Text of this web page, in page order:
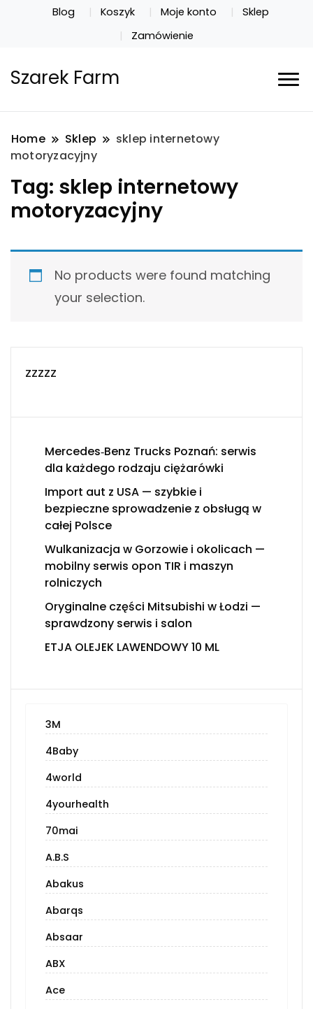
Blog Koszyk Moje konto
Sklep
Zamówienie
Szarek Farm
Home Sklep
sklep internetowy
motoryzacyjny
Tag: sklep internetowy
motoryzacyjny
No products were found matching
your selection.
zzzzz
Mercedes‑Benz Trucks Poznań: serwis
dla każdego rodzaju ciężarówki
Import aut z USA — szybkie i
bezpieczne sprowadzenie z obsługą w
całej Polsce
Wulkanizacja w Gorzowie i okolicach —
mobilny serwis opon TIR i maszyn
rolniczych
Oryginalne części Mitsubishi w Łodzi —
sprawdzony serwis i salon
ETJA OLEJEK LAWENDOWY 10 ML
3M
4Baby
4world
4yourhealth
70mai
A.B.S
Abakus
Abarqs
Absaar
ABX
Ace